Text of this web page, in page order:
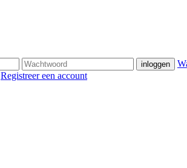
Registreer een account